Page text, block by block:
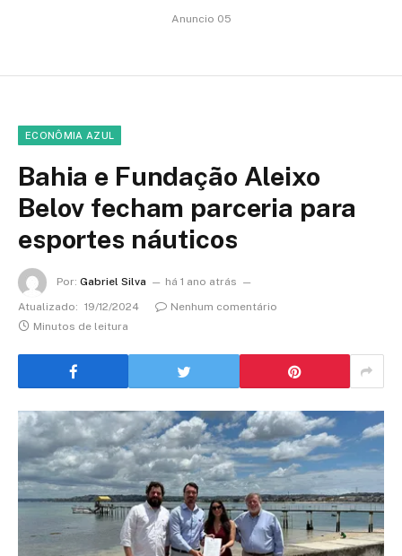
Anuncio 05
ECONÔMIA AZUL
Bahia e Fundação Aleixo
Belov fecham parceria para
esportes náuticos
Por: Gabriel Silva
há 1 ano atrás
Atualizado: 19/12/2024
Nenhum comentário
Minutos de leitura